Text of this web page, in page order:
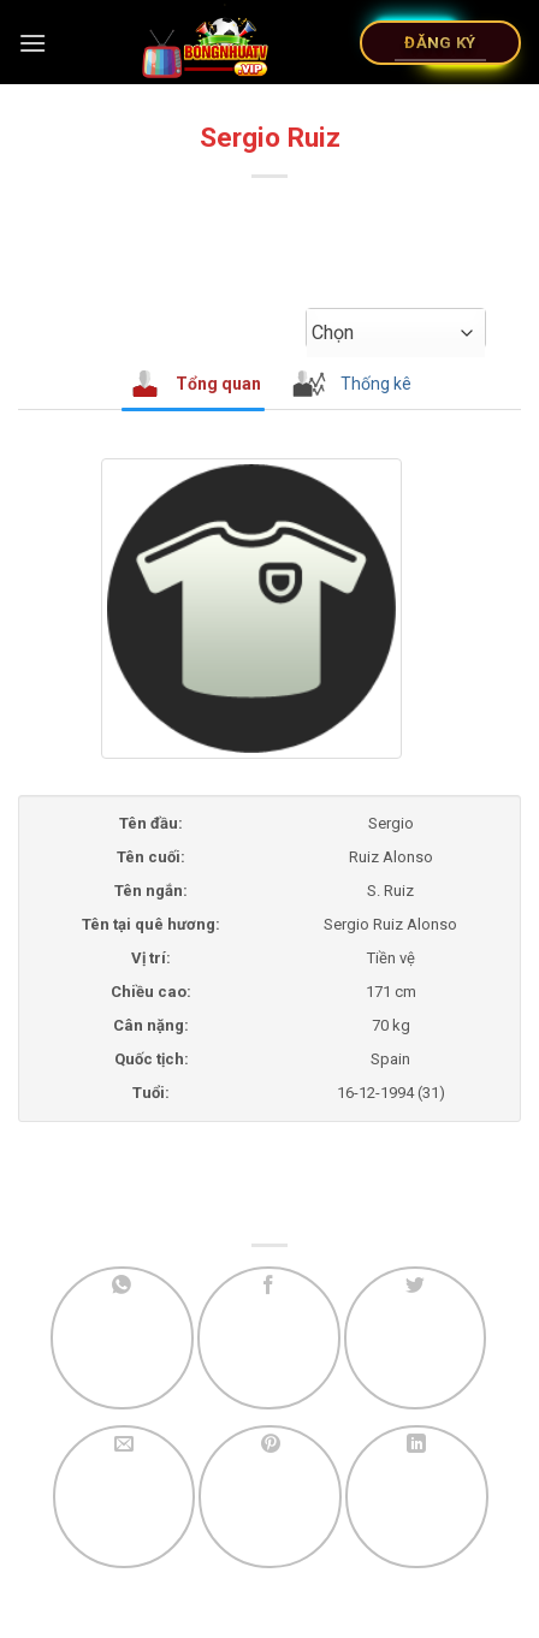
ĐĂNG KÝ
Sergio Ruiz
Chọn
Tổng quan Thống kê
Tên đầu:
Sergio
Tên cuối:
Ruiz Alonso
Tên ngắn:
S. Ruiz
Tên tại quê hương:
Sergio Ruiz Alonso
Vị trí:
Tiền vệ
Chiều cao:
171 cm
Cân nặng:
70 kg
Quốc tịch:
Spain
Tuổi:
16-12-1994 (31)